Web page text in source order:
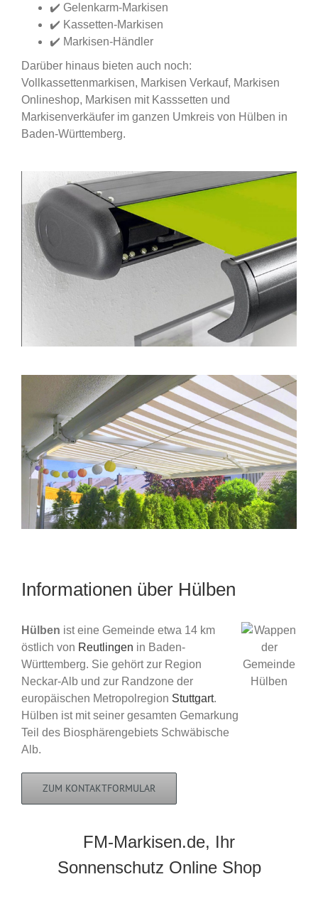
✔️ Gelenkarm-Markisen
✔️ Kassetten-Markisen
✔️ Markisen-Händler
Darüber hinaus bieten auch noch:
Vollkassettenmarkisen, Markisen Verkauf, Markisen
Onlineshop, Markisen mit Kasssetten und
Markisenverkäufer im ganzen Umkreis von Hülben in
Baden-Württemberg.
Informationen über Hülben
Hülben ist eine Gemeinde etwa 14 km
östlich von Reutlingen in Baden-
Württemberg. Sie gehört zur Region
Neckar-Alb und zur Randzone der
europäischen Metropolregion Stuttgart.
Hülben ist mit seiner gesamten Gemarkung
Teil des Biosphärengebiets Schwäbische
Alb.
ZUM KONTAKTFORMULAR
FM-Markisen.de, Ihr
Sonnenschutz Online Shop